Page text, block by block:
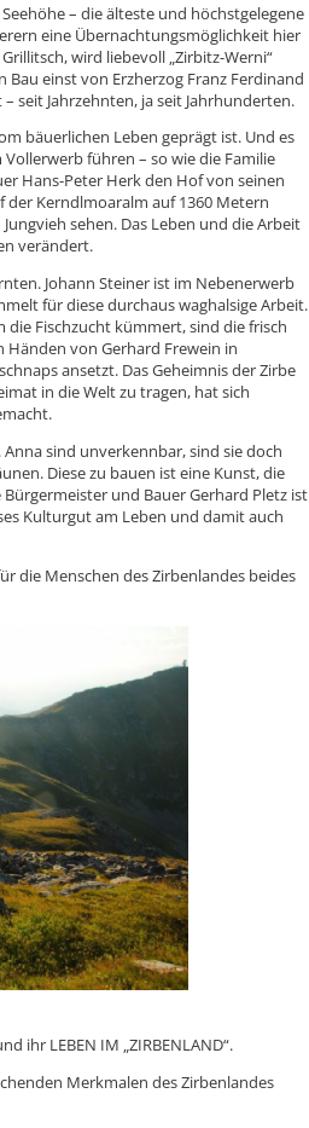
– die älteste und höchstgelegene
eine Übernachtungsmöglichkeit hier
wird liebevoll „Zirbitz-Werni“
einst von Erzherzog Franz Ferdinand
seit Jahrzehnten, ja seit Jahrhunderten.
bäuerlichen Leben geprägt ist. Und es
führen – so wie die Familie
Hans-Peter Herk den Hof von seinen
Kerndlmoaralm auf 1360 Metern
sehen. Das Leben und die Arbeit
verändert.
Johann Steiner ist im Nebenerwerb
für diese durchaus waghalsige Arbeit.
die Fischzucht kümmert, sind die frisch
von Gerhard Frewein in
ansetzt. Das Geheimnis der Zirbe
in die Welt zu tragen, hat sich
sind unverkennbar, sind sie doch
Diese zu bauen ist eine Kunst, die
und Bauer Gerhard Pletz ist
Kulturgut am Leben und damit auch
die Menschen des Zirbenlandes beides
ihr LEBEN IM „ZIRBENLAND“.
Merkmalen des Zirbenlandes